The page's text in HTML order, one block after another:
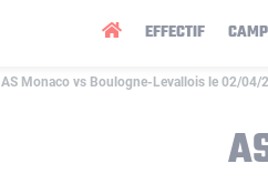
EFFECTIF
AS Monaco vs Boulogne-Levallois le 02/04/